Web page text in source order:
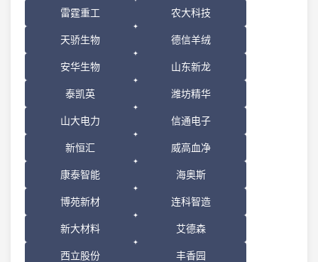
雷霆重工 农大科技
天骄生物 德信羊绒
安华生物 山东新龙
泰凯英 潍坊精华
山大电力 信通电子
新恒汇 威高血净
康泰智能 海奥斯
博苑新材 连科智造
新大材料 艾德森
西立股份 丰香园